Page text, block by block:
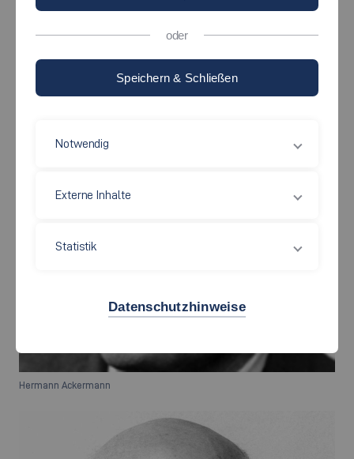
Unternehmer.
Hermann Ackermann
oder
Speichern & Schließen
Notwendig
Externe Inhalte
Statistik
Datenschutzhinweise